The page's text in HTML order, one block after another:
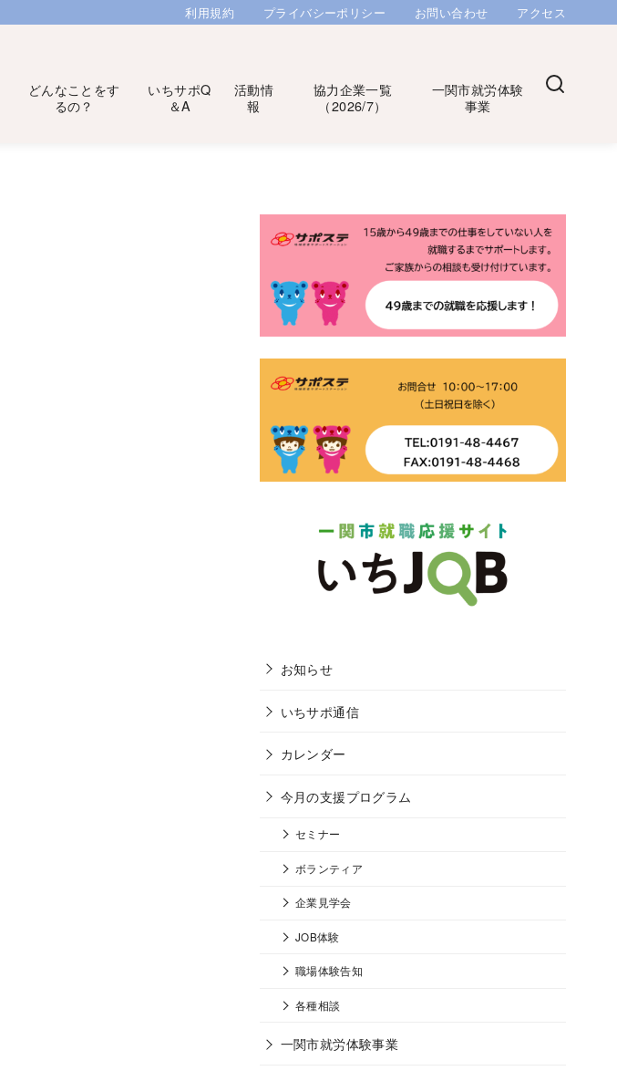
利用規約 プライバシーポリシー お問い合わせ アクセス
どんなことをす
るの？
いちサポQ
＆A
活動情
報
協力企業一覧
（2026/7）
一関市就労体験
事業
お知らせ
いちサポ通信
カレンダー
今月の支援プログラム
セミナー
ボランティア
企業見学会
JOB体験
職場体験告知
各種相談
一関市就労体験事業